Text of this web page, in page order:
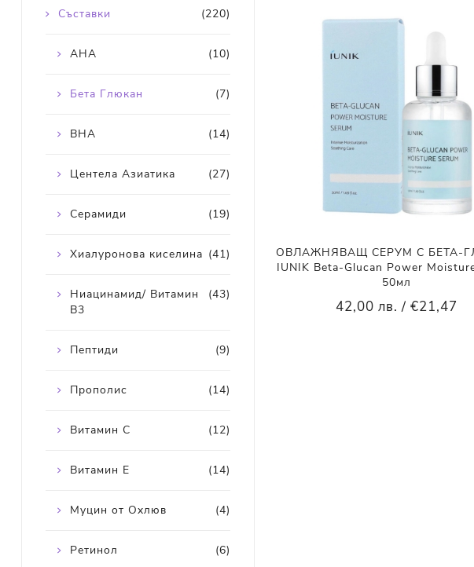
ОВЛАЖНЯВАЩ СЕРУМ С БЕТА-
IUNIK Beta-Glucan Power
50мл
42,00 лв. / €21,47
(220)
Съставки
(10)
AHA
(7)
Бета Глюкан
(14)
BHA
(27)
Центела Азиатика
(19)
Серамиди
(41)
Хиалуронова киселина
(43)
Ниацинамид/ Витамин
В3
(9)
Пептиди
(14)
Прополис
(12)
Витамин С
(14)
Витамин Е
(4)
Муцин от Охлюв
(6)
Ретинол